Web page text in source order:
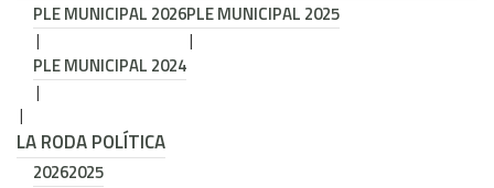
PLE MUNICIPAL 2026PLE MUNICIPAL 2025
PLE MUNICIPAL 2024
LA RODA POLÍTICA
20262025